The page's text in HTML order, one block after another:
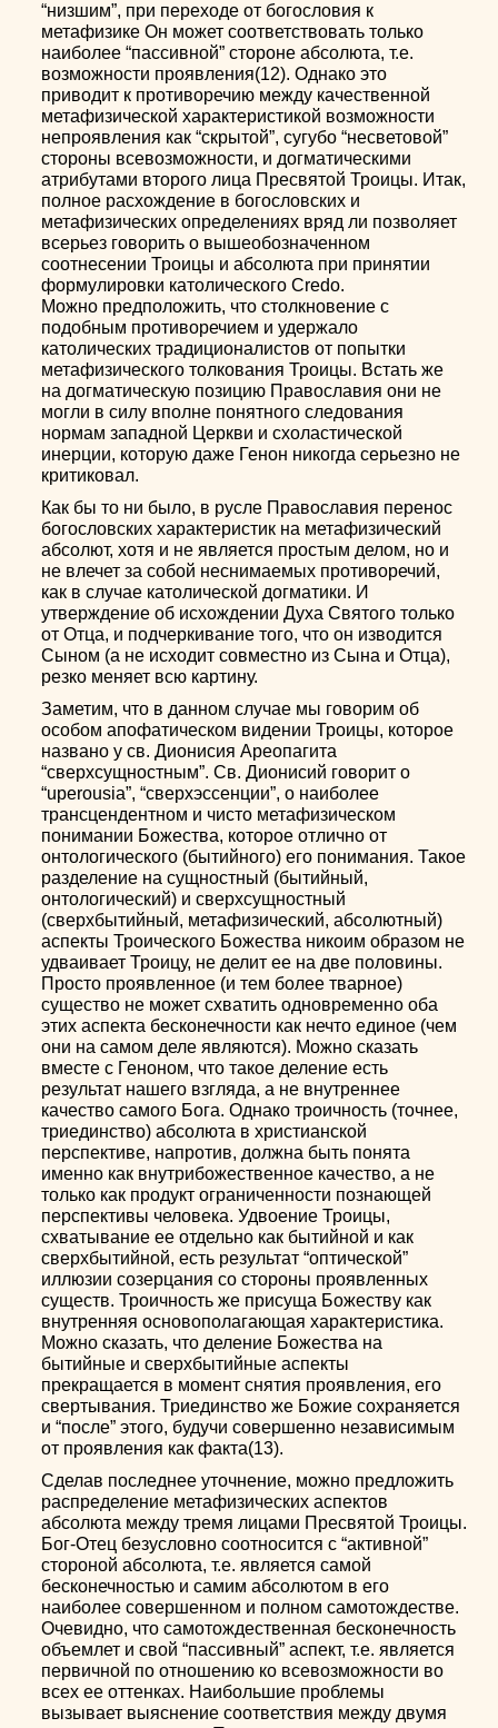
“низшим”, при переходе от богословия к
метафизике Он может соответствовать только
наиболее “пассивной” стороне абсолюта, т.е.
возможности проявления(12). Однако это
приводит к противоречию между качественной
метафизической характеристикой возможности
непроявления как “скрытой”, сугубо “несветовой”
стороны всевозможности, и догматическими
атрибутами второго лица Пресвятой Троицы. Итак,
полное расхождение в богословских и
метафизических определениях вряд ли позволяет
всерьез говорить о вышеобозначенном
соотнесении Троицы и абсолюта при принятии
формулировки католического Credo.
Можно предположить, что столкновение с
подобным противоречием и удержало
католических традиционалистов от попытки
метафизического толкования Троицы. Встать же
на догматическую позицию Православия они не
могли в силу вполне понятного следования
нормам западной Церкви и схоластической
инерции, которую даже Генон никогда серьезно не
критиковал.
Как бы то ни было, в русле Православия перенос
богословских характеристик на метафизический
абсолют, хотя и не является простым делом, но и
не влечет за собой неснимаемых противоречий,
как в случае католической догматики. И
утверждение об исхождении Духа Святого только
от Отца, и подчеркивание того, что он изводится
Сыном (а не исходит совместно из Сына и Отца),
резко меняет всю картину.
Заметим, что в данном случае мы говорим об
особом апофатическом видении Троицы, которое
названо у св. Дионисия Ареопагита
“сверхсущностным”. Св. Дионисий говорит о
“uperousia”, “сверхэссенции”, о наиболее
трансцендентном и чисто метафизическом
понимании Божества, которое отлично от
онтологического (бытийного) его понимания. Такое
разделение на сущностный (бытийный,
онтологический) и сверхсущностный
(сверхбытийный, метафизический, абсолютный)
аспекты Троического Божества никоим образом не
удваивает Троицу, не делит ее на две половины.
Просто проявленное (и тем более тварное)
существо не может схватить одновременно оба
этих аспекта бесконечности как нечто единое (чем
они на самом деле являются). Можно сказать
вместе с Геноном, что такое деление есть
результат нашего взгляда, а не внутреннее
качество самого Бога. Однако троичность (точнее,
триединство) абсолюта в христианской
перспективе, напротив, должна быть понята
именно как внутрибожественное качество, а не
только как продукт ограниченности познающей
перспективы человека. Удвоение Троицы,
схватывание ее отдельно как бытийной и как
сверхбытийной, есть результат “оптической”
иллюзии созерцания со стороны проявленных
существ. Троичность же присуща Божеству как
внутренняя основополагающая характеристика.
Можно сказать, что деление Божества на
бытийные и сверхбытийные аспекты
прекращается в момент снятия проявления, его
свертывания. Триединство же Божие сохраняется
и “после” этого, будучи совершенно независимым
от проявления как факта(13).
Сделав последнее уточнение, можно предложить
распределение метафизических аспектов
абсолюта между тремя лицами Пресвятой Троицы.
Бог-Отец безусловно соотносится с “активной”
стороной абсолюта, т.е. является самой
бесконечностью и самим абсолютом в его
наиболее совершенном и полном самотождестве.
Очевидно, что самотождественная бесконечность
объемлет и свой “пассивный” аспект, т.е. является
первичной по отношению ко всевозможности во
всех ее оттенках. Наибольшие проблемы
вызывает выяснение соответствия между двумя